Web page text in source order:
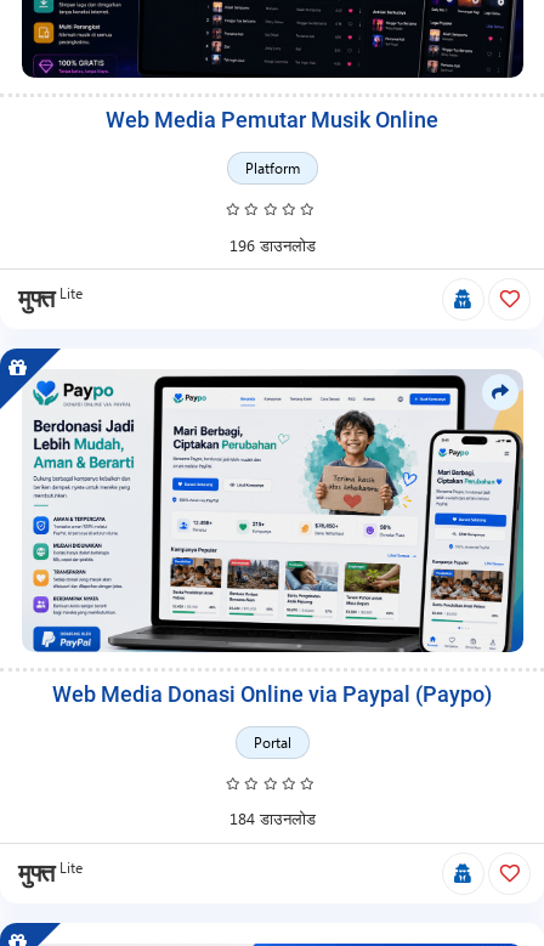
Web Media Pemutar Musik Online
Platform
196 डाउनलोड
मुफ्त Lite
Web Media Donasi Online via Paypal (Paypo)
Portal
184 डाउनलोड
मुफ्त Lite